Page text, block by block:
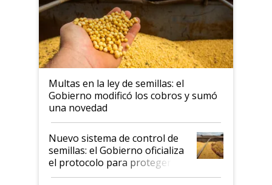
Multas en la ley de semillas: el
Gobierno modificó los cobros y sumó
una novedad
Nuevo sistema de control de
semillas: el Gobierno oficializa
el protocolo para proteger la
propiedad intelectual